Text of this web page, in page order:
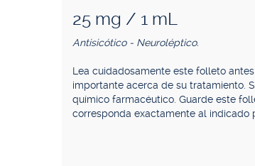
25 mg / 1 mL
Antisicótico - Neuroléptico.
Lea cuidadosamente este folleto
importante acerca de su tratamiento.
químico farmacéutico. Guarde este
corresponda exactamente al indicado